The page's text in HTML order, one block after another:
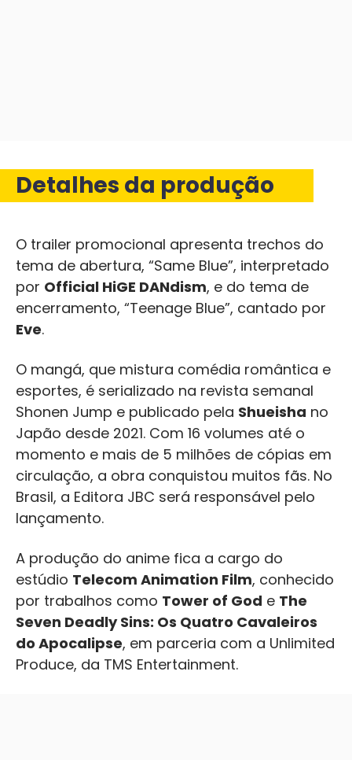
Detalhes da produção
O trailer promocional apresenta trechos do
tema de abertura, “Same Blue”, interpretado
por Official HiGE DANdism, e do tema de
encerramento, “Teenage Blue”, cantado por
Eve.
O mangá, que mistura comédia romântica e
esportes, é serializado na revista semanal
Shonen Jump e publicado pela Shueisha no
Japão desde 2021. Com 16 volumes até o
momento e mais de 5 milhões de cópias em
circulação, a obra conquistou muitos fãs. No
Brasil, a Editora JBC será responsável pelo
lançamento.
A produção do anime fica a cargo do
estúdio Telecom Animation Film, conhecido
por trabalhos como Tower of God e The
Seven Deadly Sins: Os Quatro Cavaleiros
do Apocalipse, em parceria com a Unlimited
Produce, da TMS Entertainment.